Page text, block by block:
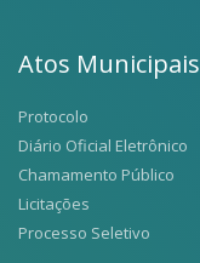
Atos Municipais
Protocolo
Diário Oficial Eletrônico
Chamamento Público
Licitações
Processo Seletivo